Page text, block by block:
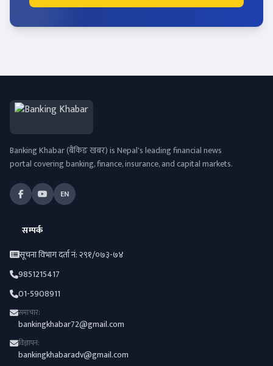
Banking Khabar (बैंकिङ खबर) is Nepal's leading financial news
portal covering banking, finance, insurance, and capital markets.
EN
सम्पर्क
सूचना विभाग दर्ता नं: २९१/०७३-७४
9851215417
01-5908911
समाचार:
bankingkhabar72@gmail.com
विज्ञापन:
bankingkhabaradv@gmail.com